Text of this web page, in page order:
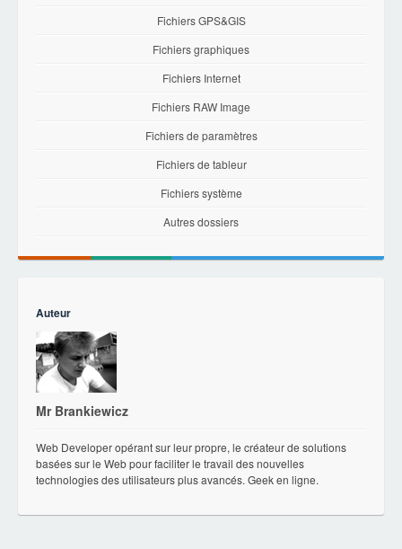
Fichiers GPS&GIS
Fichiers graphiques
Fichiers Internet
Fichiers RAW Image
Fichiers de paramètres
Fichiers de tableur
Fichiers système
Autres dossiers
Auteur
Mr Brankiewicz
Web Developer opérant sur leur propre, le créateur de solutions
basées sur le Web pour faciliter le travail des nouvelles
technologies des utilisateurs plus avancés. Geek en ligne.